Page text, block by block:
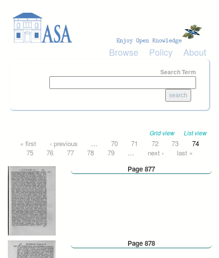
Browse Policy About
Search Term
Grid view List view
Pages
« first ‹ previous … 70 71 72 73
74
75
76 77 78 79 … next ›
last »
Page 877
Page 878